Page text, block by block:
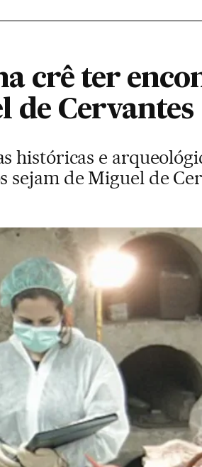
crê ter
de Cervantes
históricas e
sejam de Miguel de